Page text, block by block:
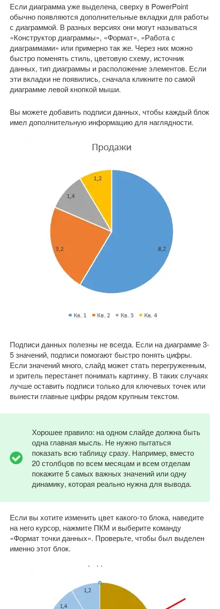
Если диаграмма уже выделена, сверху в PowerPoint
обычно появляются дополнительные вкладки для работы
с диаграммой. В разных версиях они могут называться
«Конструктор диаграммы», «Формат», «Работа с
диаграммами» или примерно так же. Через них можно
быстро поменять стиль, цветовую схему, источник
данных, тип диаграммы и расположение элементов. Если
эти вкладки не появились, сначала кликните по самой
диаграмме левой кнопкой мыши.
Вы можете добавить подписи данных, чтобы каждый блок
имел дополнительную информацию для наглядности.
Подписи данных полезны не всегда. Если на диаграмме 3-
5 значений, подписи помогают быстро понять цифры.
Если значений много, слайд может стать перегруженным,
и зритель перестанет понимать картинку. В таких случаях
лучше оставить подписи только для ключевых точек или
вынести главные цифры рядом крупным текстом.
Хорошее правило: на одном слайде должна быть
одна главная мысль. Не нужно пытаться
показать всю таблицу сразу. Например, вместо
20 столбцов по всем месяцам и всем отделам
покажите 5 самых важных значений или одну
динамику, которая реально нужна для вывода.
Если вы хотите изменить цвет какого-то блока, наведите
на него курсор, нажмите ПКМ и выберите команду
«Формат точки данных». Проверьте, чтобы был выделен
именно этот блок.